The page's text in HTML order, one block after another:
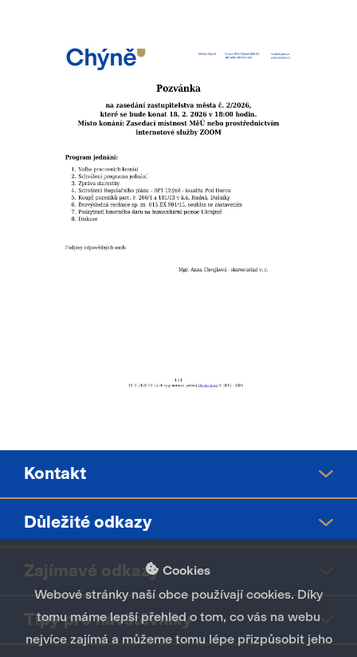
Kontakt
Městský úřad Chýně
253 03 Chýně
mu@chyne.cz
Důležité odkazy
Středočeský kraj
Městský úřad Černošice
Magistrát hl.n. Prahy
Finanční úřad Praha - západ
Stavební úřad Hostivice
Zajímavé odkazy
Chýňské fórum
Portál veřejné správy
Tipy pro návštěvníky
Cookies
Webové stránky naší obce používají cookies. Díky
tomu máme lepší přehled o tom, co vás na webu
nejvíce zajímá a můžeme tomu lépe přizpůsobit jeho